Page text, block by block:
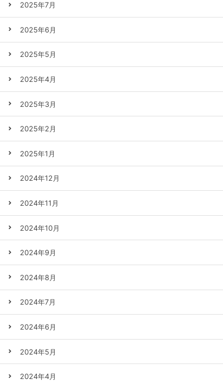
2025年7月
2025年6月
2025年5月
2025年4月
2025年3月
2025年2月
2025年1月
2024年12月
2024年11月
2024年10月
2024年9月
2024年8月
2024年7月
2024年6月
2024年5月
2024年4月